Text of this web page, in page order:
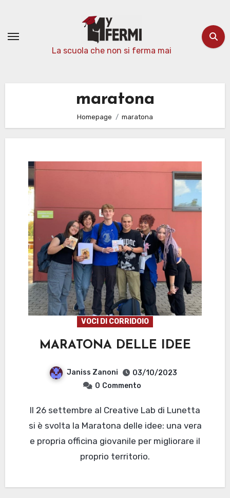
contenuto
La scuola che non si ferma mai
maratona
Homepage maratona
VOCI DI CORRIDOIO
MARATONA DELLE IDEE
Janiss Zanoni
03/10/2023
0 Commento
Il 26 settembre al Creative Lab di Lunetta
si è svolta la Maratona delle idee: una vera
e propria officina giovanile per migliorare il
proprio territorio.